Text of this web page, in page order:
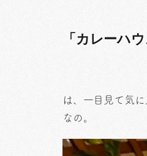
「カレーハ
は、一目見て気
なの。